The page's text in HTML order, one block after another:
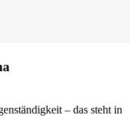
– das steht in